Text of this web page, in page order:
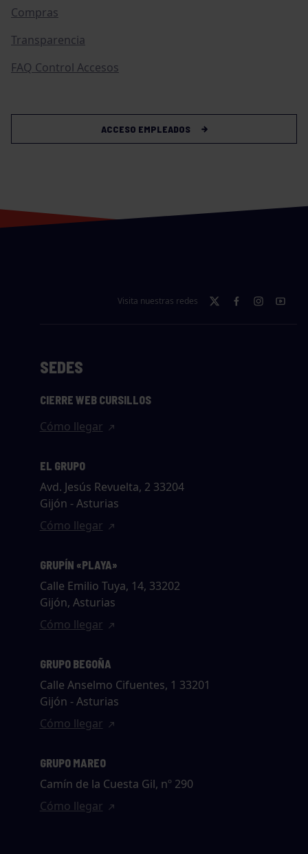
Compras
Transparencia
FAQ Control Accesos
ACCESO EMPLEADOS
Visita nuestras redes
SEDES
CIERRE WEB CURSILLOS
Cómo llegar
EL GRUPO
Avd. Jesús Revuelta, 2 33204
Gijón - Asturias
Cómo llegar
GRUPÍN «PLAYA»
Calle Emilio Tuya, 14, 33202
Gijón, Asturias
Cómo llegar
GRUPO BEGOÑA
Calle Anselmo Cifuentes, 1 33201
Gijón - Asturias
Cómo llegar
GRUPO MAREO
Camín de la Cuesta Gil, nº 290
Cómo llegar